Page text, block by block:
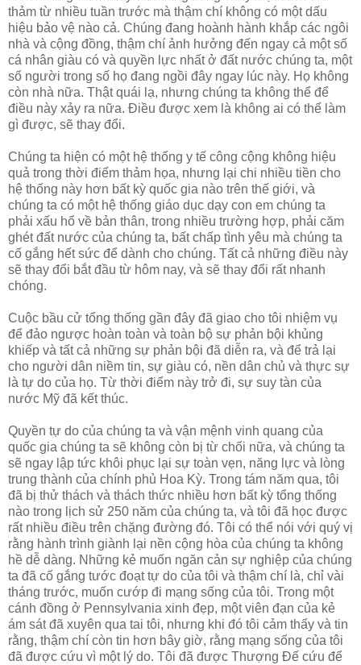
thảm từ nhiều tuần trước mà thậm chí không có một dấu
hiệu bảo vệ nào cả. Chúng đang hoành hành khắp các ngôi
nhà và cộng đồng, thậm chí ảnh hưởng đến ngay cả một số
cá nhân giàu có và quyền lực nhất ở đất nước chúng ta, một
số người trong số họ đang ngồi đây ngay lúc này. Họ không
còn nhà nữa. Thật quái lạ, nhưng chúng ta không thể để
điều này xảy ra nữa. Điều được xem là không ai có thể làm
gì được, sẽ thay đổi.
Chúng ta hiện có một hệ thống y tế công cộng không hiệu
quả trong thời điểm thảm họa, nhưng lại chi nhiều tiền cho
hệ thống này hơn bất kỳ quốc gia nào trên thế giới, và
chúng ta có một hệ thống giáo dục dạy con em chúng ta
phải xấu hổ về bản thân, trong nhiều trường hợp, phải căm
ghét đất nước của chúng ta, bất chấp tình yêu mà chúng ta
cố gắng hết sức để dành cho chúng. Tất cả những điều này
sẽ thay đổi bắt đầu từ hôm nay, và sẽ thay đổi rất nhanh
chóng.
Cuộc bầu cử tổng thống gần đây đã giao cho tôi nhiệm vụ
để đảo ngược hoàn toàn và toàn bộ sự phản bội khủng
khiếp và tất cả những sự phản bội đã diễn ra, và để trả lại
cho người dân niềm tin, sự giàu có, nền dân chủ và thực sự
là tự do của họ. Từ thời điểm này trở đi, sự suy tàn của
nước Mỹ đã kết thúc.
Quyền tự do của chúng ta và vận mệnh vinh quang của
quốc gia chúng ta sẽ không còn bị từ chối nữa, và chúng ta
sẽ ngay lập tức khôi phục lại sự toàn vẹn, năng lực và lòng
trung thành của chính phủ Hoa Kỳ. Trong tám năm qua, tôi
đã bị thử thách và thách thức nhiều hơn bất kỳ tổng thống
nào trong lịch sử 250 năm của chúng ta, và tôi đã học được
rất nhiều điều trên chặng đường đó. Tôi có thể nói với quý vị
rằng hành trình giành lại nền cộng hòa của chúng ta không
hề dễ dàng. Những kẻ muốn ngăn cản sự nghiệp của chúng
ta đã cố gắng tước đoạt tự do của tôi và thậm chí là, chỉ vài
tháng trước, muốn cướp đi mạng sống của tôi. Trong một
cánh đồng ở Pennsylvania xinh đẹp, một viên đạn của kẻ
ám sát đã xuyên qua tai tôi, nhưng khi đó tôi cảm thấy và tin
rằng, thậm chí còn tin hơn bây giờ, rằng mạng sống của tôi
đã được cứu vì một lý do. Tôi đã được Thượng Đế cứu để